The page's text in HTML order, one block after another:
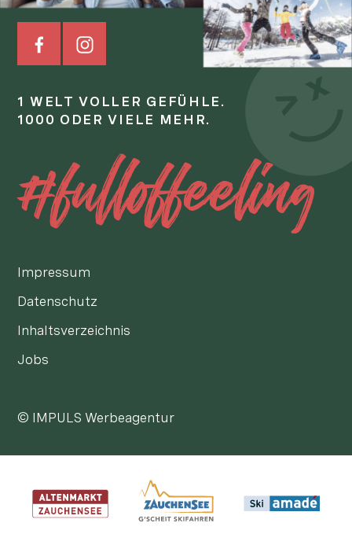
1 WELT VOLLER GEFÜHLE.
1000 ODER VIELE MEHR.
#fulloffeeling
Impressum
Datenschutz
Inhaltsverzeichnis
Jobs
© IMPULS Werbeagentur